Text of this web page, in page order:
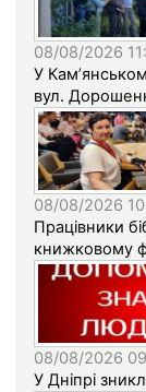
08/08/2026
У
вул.
08/08/2026
Працівники
книжковому
08/08/2026
У Дніпрі